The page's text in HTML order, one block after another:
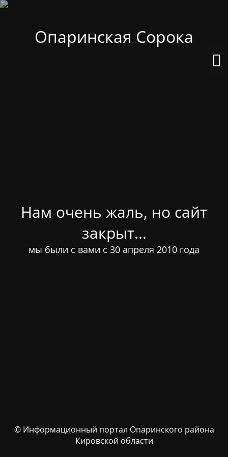
Опаринская Сорока
Нам очень жаль, но сайт
закрыт...
мы были с вами с 30 апреля 2010 года
© Информационный портал Опаринского района
Кировской области